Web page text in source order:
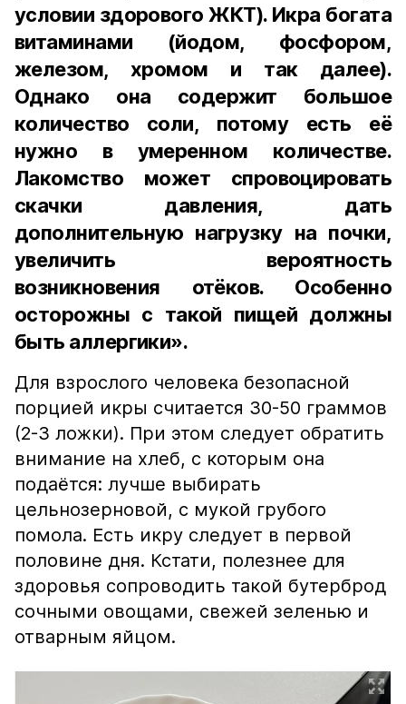
условии здорового ЖКТ). Икра богата
витаминами (йодом, фосфором,
железом, хромом и так далее).
Однако она содержит большое
количество соли, потому есть её
нужно в умеренном количестве.
Лакомство может спровоцировать
скачки давления, дать
дополнительную нагрузку на почки,
увеличить вероятность
возникновения отёков. Особенно
осторожны с такой пищей должны
быть аллергики».
Для взрослого человека безопасной
порцией икры считается 30-50 граммов
(2-3 ложки). При этом следует обратить
внимание на хлеб, с которым она
подаётся: лучше выбирать
цельнозерновой, с мукой грубого
помола. Есть икру следует в первой
половине дня. Кстати, полезнее для
здоровья сопроводить такой бутерброд
сочными овощами, свежей зеленью и
отварным яйцом.